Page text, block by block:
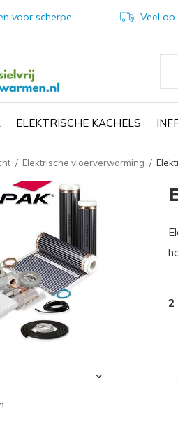
ELEKTRISCHE KACHELS
scherpe prijzen Veel op
Elektrische vloerverwarming
2